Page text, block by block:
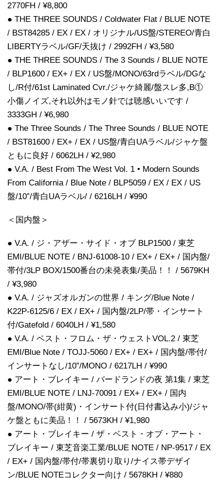
2770FH / ¥8,800
● THE THREE SOUNDS / Coldwater Flat / BLUE NOTE
/ BST84285 / EX / EX / オリジナル/US盤/STEREO/青白
LIBERTYラベル/GF/天抜け / 2992FH / ¥3,580
● THE THREE SOUNDS / The 3 Sounds / BLUE NOTE
/ BLP1600 / EX+ / EX / US盤/MONO/63rdラベル/DGな
し/R付/61st Laminated Cvr./ジャケ綺麗/盤スレ多,B①
小傷ノイズ,それ以外はモノ針では聴感いいです /
3333GH / ¥6,980
● The Three Sounds / The Three Sounds / BLUE NOTE
/ BST81600 / EX+ / EX / US盤/青白UAラベル/ジャケ盤
ともに良好 / 6062LH / ¥2,980
● V.A. / Best From The West Vol. 1 • Modern Sounds
From California / Blue Note / BLP5059 / EX / EX / US
盤/10”/青白UAラベル/ / 6216LH / ¥990
＜国内盤＞
● V.A. / ジ・アザー・サイド・オブ BLP1500 / 東芝
EMI/BLUE NOTE / BNJ-61008-10 / EX+ / EX+ / 国内盤/
帯付/3LP BOX/1500番台の未発表集/美品！！ / 5679KH
/ ¥3,980
● V.A. / ジャズオルガンの世界 / キング/Blue Note /
K22P-6125/6 / EX / EX+ / 国内盤/2LP/帯・インサート
付/Gatefold / 6040LH / ¥1,580
● V.A. / ベスト・フロム・ザ・ウェストVOL.2 / 東芝
EMI/Blue Note / TOJJ-5060 / EX+ / EX+ / 国内盤/帯付/
インサートなし/10”/MONO / 6217LH / ¥990
● アート・ブレイキー / バードランドの夜 第1集 / 東芝
EMI/BLUE NOTE / LNJ-70091 / EX+ / EX+ / 国内
盤/MONO/帯(紺黄)・インサート付(日付書込み小)/ジャ
ケ盤ともに美品！！ / 5673KH / ¥1,980
● アート・ブレイキー / ザ・ベスト・オブ・アート・
ブレイキー / 東芝音楽工業/BLUE NOTE / NP-9517 / EX
/ EX+ / 国内盤/帯付/帯裏切り取り/ナイス帯デザイ
ン/BLUE NOTEコレクター向け / 5678KH / ¥880